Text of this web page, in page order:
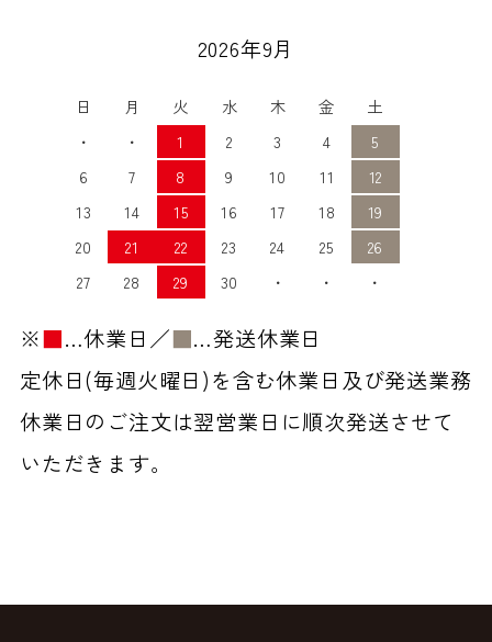
2026年9月
日 月 火 水 木 金
土
・
・ 1 2 3 4
5
6
7 8 9 10 11
12
13
14 15 16 17 18
19
20
21 22 23 24 25
26
27
28 29 30 ・ ・ ・
※■…休業日／■…発送休業日
定休日(毎週火曜日)を含む休業日及び発送業務
休業日のご注文は翌営業日に順次発送させて
いただきます。